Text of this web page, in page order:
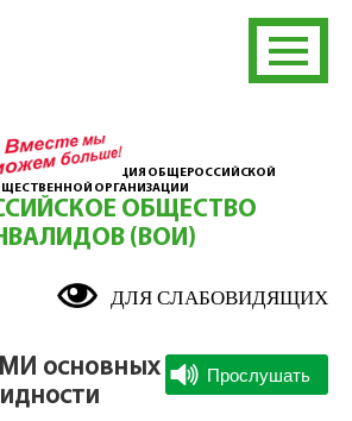
ОРГАНИЗАЦИЯ ОБЩЕРОССИЙСКОЙ
ОРГАНИЗАЦИИ
ОБЩЕСТВО
(ВОИ)
ДЛЯ СЛАБОВИДЯЩИХ
основных